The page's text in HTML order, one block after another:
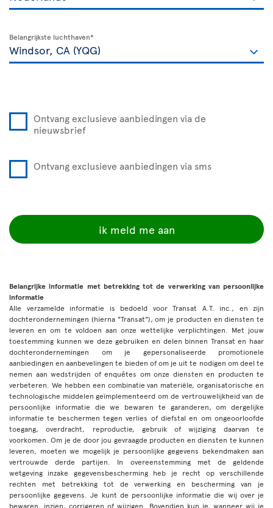
Belangrijkste luchthaven*
Ontvang exclusieve aanbiedingen via de
nieuwsbrief
Ontvang exclusieve aanbiedingen via sms
ik meld me aan
Belangrijke informatie met betrekking tot de verwerking van persoonlijke
informatie
Alle verzamelde informatie is bedoeld voor Transat A.T. inc., en zijn
dochterondernemingen (hierna "Transat"), om je producten en diensten te
leveren en om te voldoen aan onze wettelijke verplichtingen. Met jouw
toestemming kunnen we deze gebruiken en delen binnen Transat en haar
dochterondernemingen om je gepersonaliseerde promotionele
aanbiedingen en aanbevelingen te bieden of om je uit te nodigen om deel te
nemen aan wedstrijden of enquêtes om onze diensten en producten te
verbeteren. We hebben een combinatie van materiële, organisatorische en
technologische middelen geïmplementeerd om de vertrouwelijkheid van de
persoonlijke informatie die we bewaren te garanderen, om dergelijke
informatie te beschermen tegen verlies of diefstal en om ongeoorloofde
toegang, overdracht, reproductie, gebruik of wijziging daarvan te
voorkomen. Om je de door jou gevraagde producten en diensten te kunnen
leveren, moeten we mogelijk je persoonlijke gegevens bekendmaken aan
vertrouwde derde partijen. In overeenstemming met de geldende
wetgeving inzake gegevensbescherming heb je recht op verschillende
rechten met betrekking tot de verwerking en bescherming van je
persoonlijke gegevens. Je kunt de persoonlijke informatie die wij over je
bewaren, inzien, corrigeren of wijzigen. Bovendien kun je, wanneer wij je